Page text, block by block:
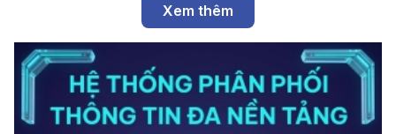
Xem thêm